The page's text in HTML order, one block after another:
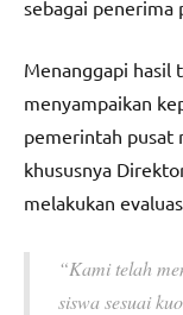
sebagai penerima
Menanggapi hasil
menyampaikan
pemerintah pusat
khususnya
melakukan
“Kami telah
siswa sesuai